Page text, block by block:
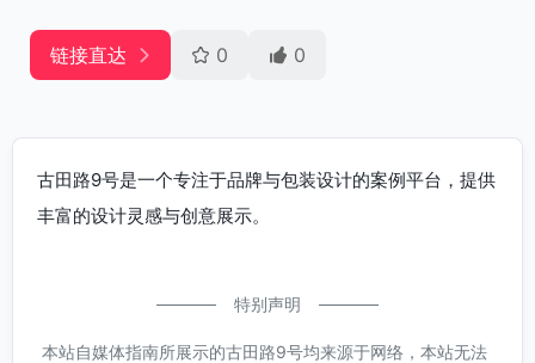
链接直达 0 0
古田路9号是一个专注于品牌与包装设计的案例平台，提供
丰富的设计灵感与创意展示。
特别声明
本站自媒体指南所展示的古田路9号均来源于网络，本站无法